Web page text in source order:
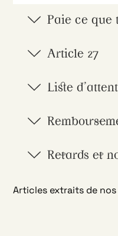
Paie ce que
Article 27
Liste
Retards et
Articles extraits de nos